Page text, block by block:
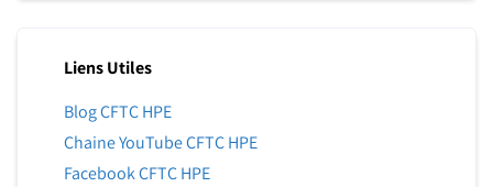
Liens Utiles
Blog CFTC HPE
Chaine YouTube CFTC HPE
Facebook CFTC HPE